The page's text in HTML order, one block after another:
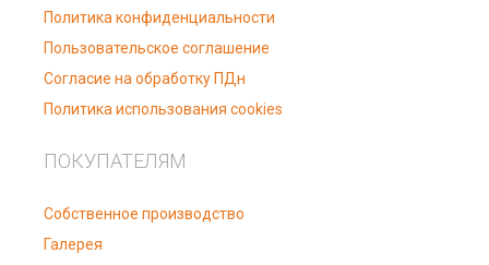
Политика конфиденциальности
Пользовательское соглашение
Согласие на обработку ПДн
Политика использования cookies
ПОКУПАТЕЛЯМ
Собственное производство
Галерея